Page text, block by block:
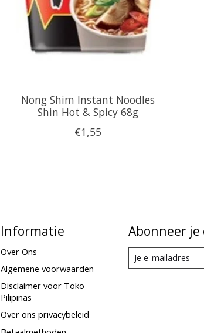
Nong Shim Instant Noodles
Shin Hot & Spicy 68g
€1,55
Informatie
Over Ons
Algemene voorwaarden
Disclaimer voor Toko-
Pilipinas
Over ons privacybeleid
Abonneer